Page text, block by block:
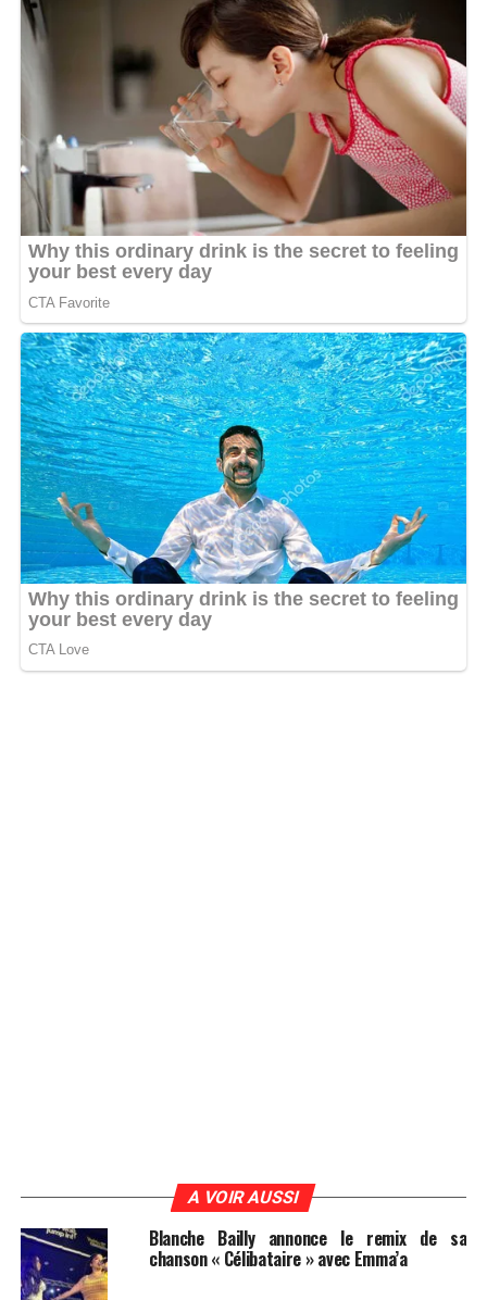
A VOIR AUSSI
Blanche Bailly annonce le remix de sa
chanson « Célibataire » avec Emma’a